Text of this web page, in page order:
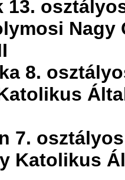
13.
8.
7.
Katolikus